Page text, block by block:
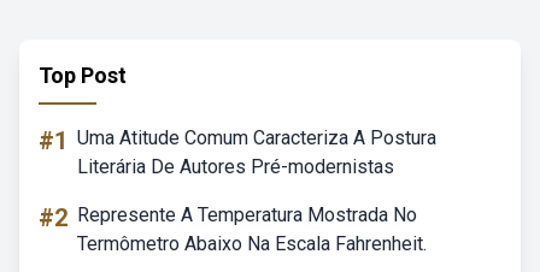
Top Post
#1 Uma Atitude Comum Caracteriza A Postura
Literária De Autores Pré-modernistas
#2 Represente A Temperatura Mostrada No
Termômetro Abaixo Na Escala Fahrenheit.